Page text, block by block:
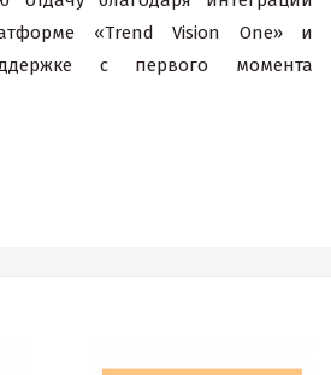
«Trend Vision One» и
с первого момента